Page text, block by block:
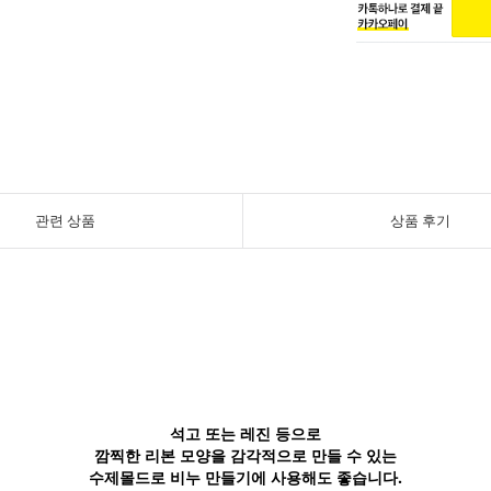
관련 상품 상품 후기
석고 또는 레진 등으로
깜찍한 리본 모양을 감각적으로 만들 수 있는
수제몰드로 비누 만들기에 사용해도 좋습니다.